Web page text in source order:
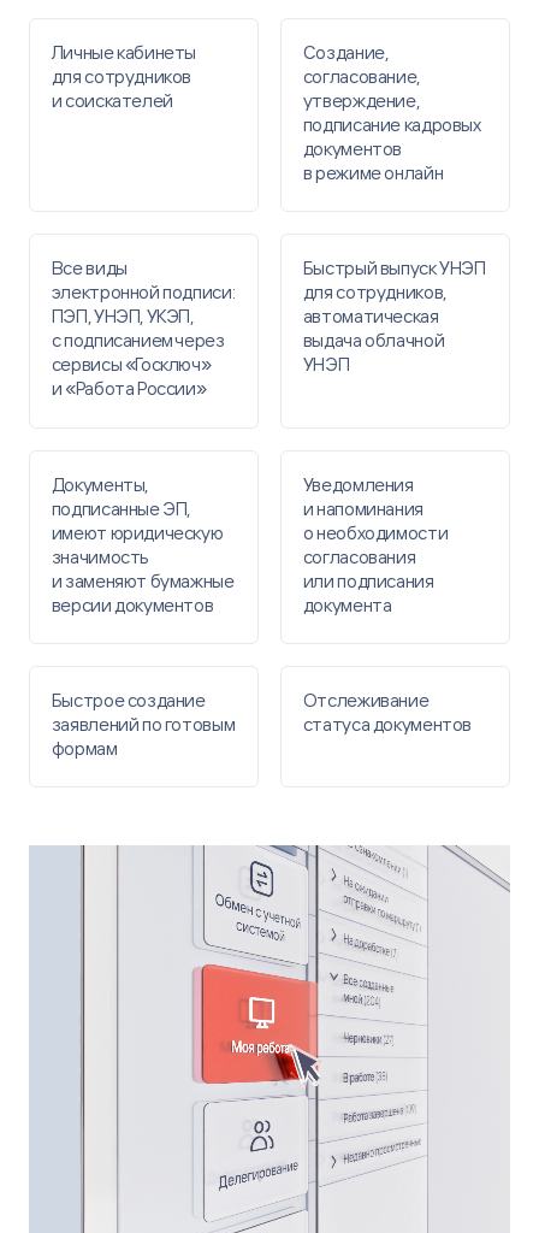
Личные кабинеты ​
для сотрудников
и соискателей​
Создание,
согласование,
утверждение,
подписание кадровых
документов
в режиме онлайн
Все виды
электронной подписи:
​ПЭП, УНЭП, УКЭП,
с подписанием через
сервисы «Госключ»
и «Работа России»
Быстрый выпуск УНЭП ​
для сотрудников,
автоматическая
выдача облачной
УНЭП
Документы,
подписанные ЭП, ​
имеют юридическую
значимость ​
и заменяют бумажные
версии ​документов
Уведомления
и напоминания
о необходимости
согласования
или подписания
документа
Быстрое создание
заявлений ​по готовым
формам​
Отслеживание
статуса документов